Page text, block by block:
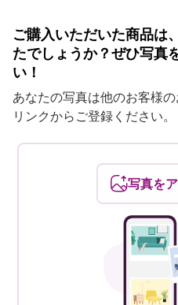
ご購入いただいた商品は
たでしょうか？ぜひ写真
い！
あなたの写真は他のお客様
リンクからご登録ください。
写真を